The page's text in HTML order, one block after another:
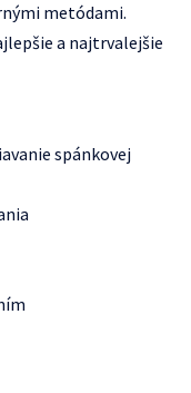
metódami.
a najtrvalejšie
spánkovej